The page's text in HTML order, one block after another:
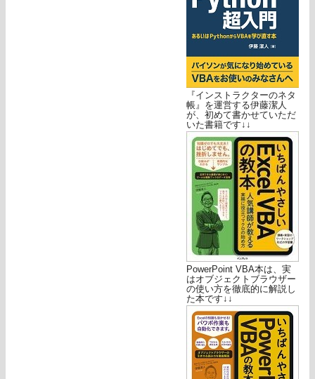
『インストラクターのネタ
帳』を運営する伊藤潔人
が、初めて書かせていただ
いた書籍です↓↓
PowerPoint VBA本は、実
はオブジェクトブラウザー
の使い方を徹底的に解説し
た本です↓↓